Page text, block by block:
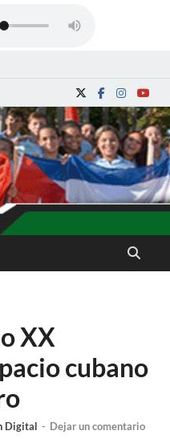
Florida de
de Florida, Camagüey,
XX
cubano
Digital - Dejar un comentario